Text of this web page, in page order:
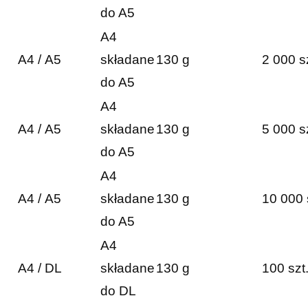
do A5
A4 / A5
A4
składane
do A5
130 g 2 000
A4 / A5
A4
składane
do A5
130 g 5 000
A4 / A5
A4
składane
do A5
130 g 10 000
A4 / DL
A4
składane
do DL
130 g 100 szt.